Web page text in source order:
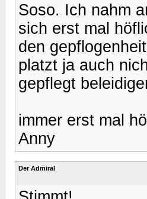
Soso. Ich nahm
sich erst mal
den
platzt ja auch
gepflegt
immer erst mal
Anny
Der Admiral